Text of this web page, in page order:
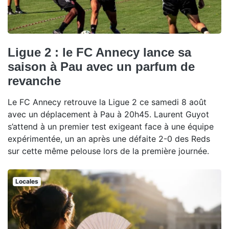
Ligue 2 : le FC Annecy lance sa
saison à Pau avec un parfum de
revanche
Le FC Annecy retrouve la Ligue 2 ce samedi 8 août
avec un déplacement à Pau à 20h45. Laurent Guyot
s’attend à un premier test exigeant face à une équipe
expérimentée, un an après une défaite 2-0 des Reds
sur cette même pelouse lors de la première journée.
Locales